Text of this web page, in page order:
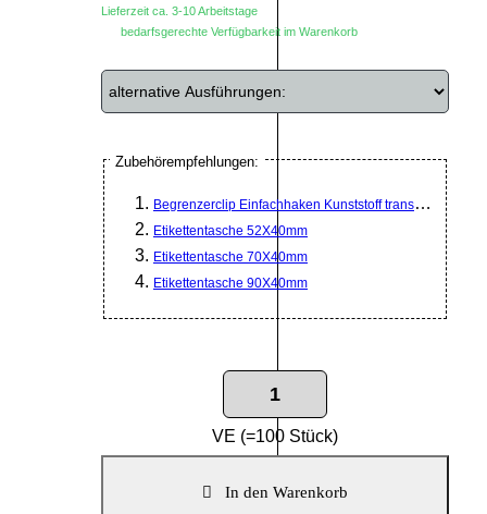
Lieferzeit ca. 3-10 Arbeitstage
bedarfsgerechte Verfügbarkeit im Warenkorb
Zubehörempfehlungen:
Begrenzerclip Einfachhaken Kunststoff transparent
Etikettentasche 52X40mm
Etikettentasche 70X40mm
Etikettentasche 90X40mm
VE (=100 Stück)